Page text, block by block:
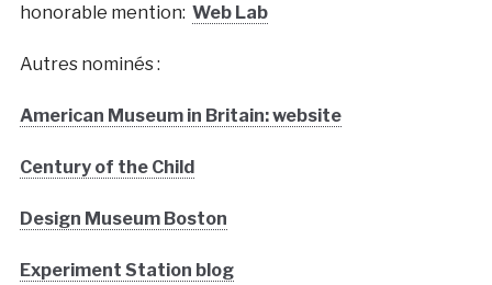
honorable mention: Web Lab
Autres nominés :
American Museum in Britain: website
Century of the Child
Design Museum Boston
Experiment Station blog